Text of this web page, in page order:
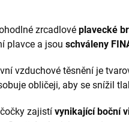
zrcadlové plavecké
plavce a jsou schváleny
vzduchové těsnění je
obličeji, aby se snížil
zajistí vynikající boční